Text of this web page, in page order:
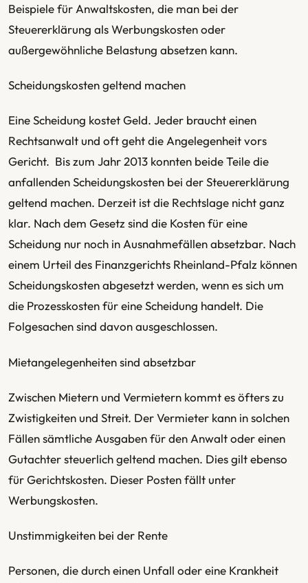
Beispiele für Anwaltskosten, die man bei der
Steuererklärung als Werbungskosten oder
außergewöhnliche Belastung absetzen kann.
Scheidungskosten geltend machen
Eine Scheidung kostet Geld. Jeder braucht einen
Rechtsanwalt und oft geht die Angelegenheit vors
Gericht. Bis zum Jahr 2013 konnten beide Teile die
anfallenden Scheidungskosten bei der Steuererklärung
geltend machen. Derzeit ist die Rechtslage nicht ganz
klar. Nach dem Gesetz sind die Kosten für eine
Scheidung nur noch in Ausnahmefällen absetzbar. Nach
einem Urteil des Finanzgerichts Rheinland-Pfalz können
Scheidungskosten abgesetzt werden, wenn es sich um
die Prozesskosten für eine Scheidung handelt. Die
Folgesachen sind davon ausgeschlossen.
Mietangelegenheiten sind absetzbar
Zwischen Mietern und Vermietern kommt es öfters zu
Zwistigkeiten und Streit. Der Vermieter kann in solchen
Fällen sämtliche Ausgaben für den Anwalt oder einen
Gutachter steuerlich geltend machen. Dies gilt ebenso
für Gerichtskosten. Dieser Posten fällt unter
Werbungskosten.
Unstimmigkeiten bei der Rente
Personen, die durch einen Unfall oder eine Krankheit